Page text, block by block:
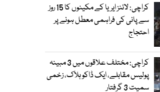
کراچی: لائنز ایریا کے مکینوں کا 15 روز
سے پانی کی فراہمی معطل ہونے پر
احتجاج
کراچی: مختلف علاقوں میں 3 مبینہ
پولیس مقابلے، ایک ڈاکو ہلاک، زخمی
سمیت 3 گرفتار